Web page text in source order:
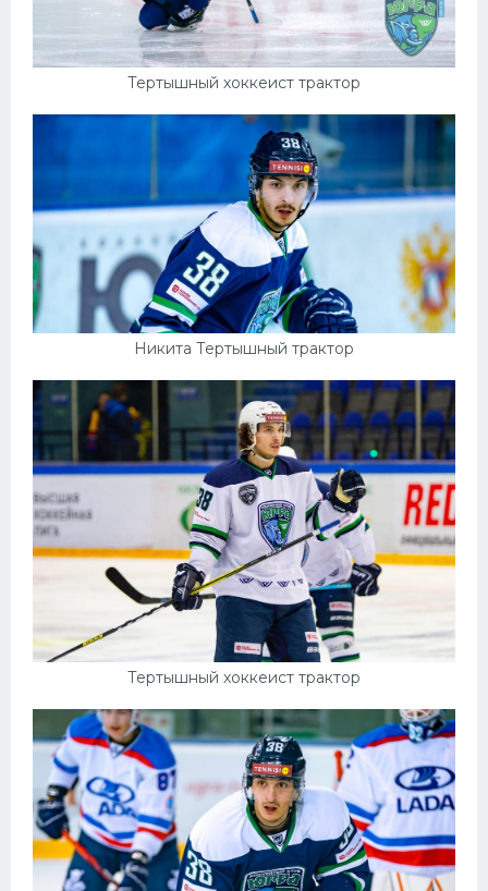
Тертышный хоккеист трактор
Никита Тертышный трактор
Тертышный хоккеист трактор